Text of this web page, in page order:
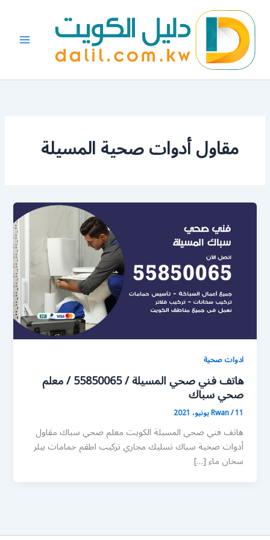
المحتوى
مقاول أدوات صحية المسيلة
ادوات صحية
هاتف فني صحي المسيلة / 55850065 / معلم
صحي سباك
Rwan/11 يونيو، 2021
هاتف فني صحي المسيلة الكويت معلم صحي سباك مقاول
أدوات صحية سباك تسليك مجاري تركيب اطقم جمامات بيلر
سخان ماء […]